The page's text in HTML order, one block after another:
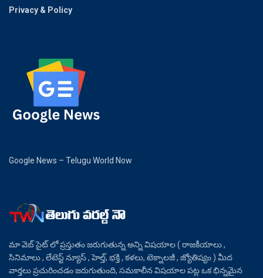
Privacy & Policy
Google News – Telugu World Now
మా వెబ్ సైట్ లో ప్రస్తుతం జరుగుతున్న అన్ని విషయాల ( రాజకీయాలు ,
సినిమాలు , లేటెస్ట్ న్యూస్ , హెల్త్, భక్తి , కళలు, టెక్నాలజీ , జ్యోతిష్యం ) మీద
వార్తలు ప్రచురించడం జరుగుతుంది, సమకాలీన విషయాల పట్ల ఒక భిన్నమైన